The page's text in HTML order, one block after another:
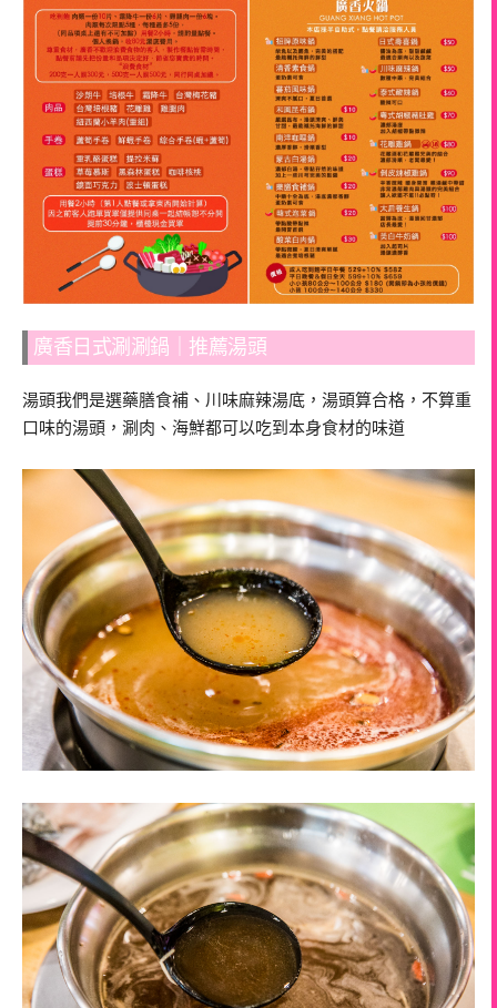
廣香日式涮涮鍋｜推薦湯頭
湯頭我們是選藥膳食補、川味麻辣湯底，湯頭算合格，不算重
口味的湯頭，涮肉、海鮮都可以吃到本身食材的味道